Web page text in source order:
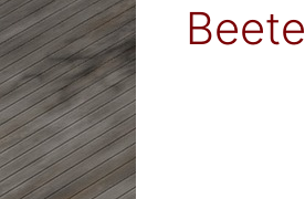
Beete